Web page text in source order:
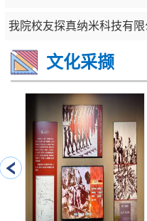
我院校友探真纳米科技有
文化采撷